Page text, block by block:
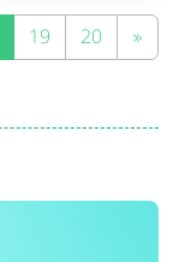
19 20 »